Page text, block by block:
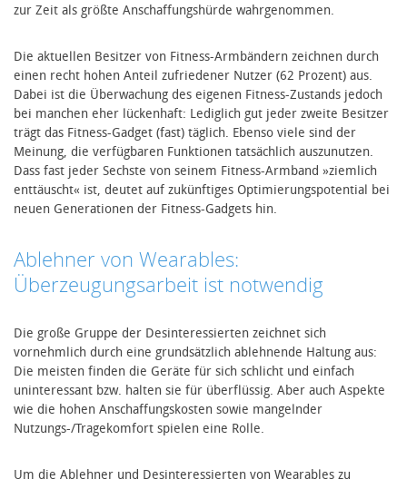
zur Zeit als größte Anschaffungshürde wahrgenommen.
Die aktuellen Besitzer von Fitness-Armbändern zeichnen durch
einen recht hohen Anteil zufriedener Nutzer (62 Prozent) aus.
Dabei ist die Überwachung des eigenen Fitness-Zustands jedoch
bei manchen eher lückenhaft: Lediglich gut jeder zweite Besitzer
trägt das Fitness-Gadget (fast) täglich. Ebenso viele sind der
Meinung, die verfügbaren Funktionen tatsächlich auszunutzen.
Dass fast jeder Sechste von seinem Fitness-Armband »ziemlich
enttäuscht« ist, deutet auf zukünftiges Optimierungspotential bei
neuen Generationen der Fitness-Gadgets hin.
Ablehner von Wearables:
Überzeugungsarbeit ist notwendig
Die große Gruppe der Desinteressierten zeichnet sich
vornehmlich durch eine grundsätzlich ablehnende Haltung aus:
Die meisten finden die Geräte für sich schlicht und einfach
uninteressant bzw. halten sie für überflüssig. Aber auch Aspekte
wie die hohen Anschaffungskosten sowie mangelnder
Nutzungs-/Tragekomfort spielen eine Rolle.
Um die Ablehner und Desinteressierten von Wearables zu